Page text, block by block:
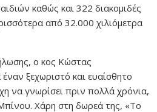
καθώς και 322 διακομιδές
από 32.000 χιλιόμετρα
ο κος Κώστας
ξεχωριστό και ευαίσθητο
να γνωρίσει πριν πολλά χρόνια,
Χάρη στη δωρεά της, «Το